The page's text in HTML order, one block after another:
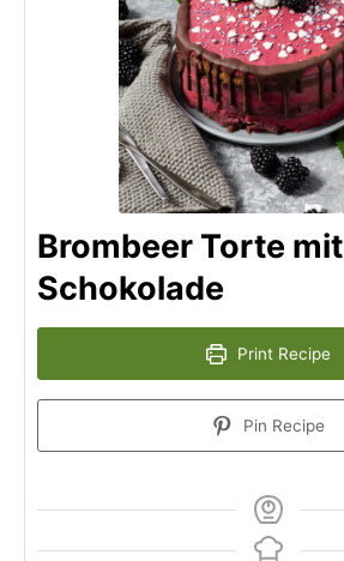
Brombeer Torte mit
Schokolade
Print Recipe
Pin Recipe